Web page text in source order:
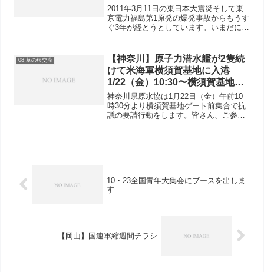
2011年3月11日の東日本大震災そして東
京電力福島第1原発の爆発事故からもうす
ぐ3年が経とうとしています。いまだに放
ます。安倍総理は「汚染水はコントロー
ルされている」...
08 草の根交流
【神奈川】原子力潜水艦が2隻続
けて米海軍横須賀基地に入港
1/22（金）10:30〜横須賀基地ゲ
ート前集合で抗議の要請行動にご
参加ください
神奈川県原水協は1月22日（金）午前10
時30分より横須賀基地ゲート前集合で抗
議の要請行動をします。皆さん、ご参加
10・23全国青年大集会にブースを出しま
す
【岡山】国連軍縮週間チラシ